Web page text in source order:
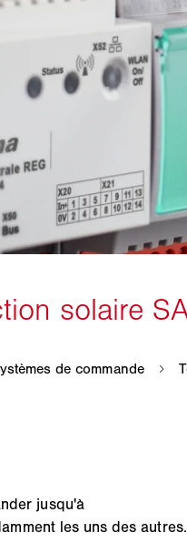
jusqu'à
les uns des autres.